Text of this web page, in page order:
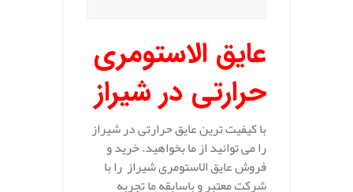
عایق الاستومری
حرارتی در شیراز
با کیفیت ترین عایق حرارتی در شیراز
را می توانید از ما بخواهید. خرید و
فروش عایق الاستومری شیراز را با
شرکت معتبر و باسابقه ما تجربه